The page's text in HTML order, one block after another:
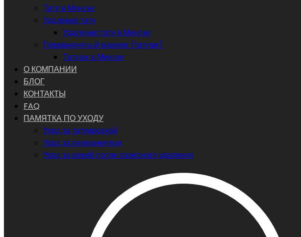
Тату в Минске
Удаление тату
Удаление тату в Минске
Перманентный макияж (татуаж)
Татуаж в Минске
О КОМПАНИИ
БЛОГ
КОНТАКТЫ
FAQ
ПАМЯТКА ПО УХОДУ
Уход за татуировкой
Уход за перманентом
Уход за кожей после лазерного удаления